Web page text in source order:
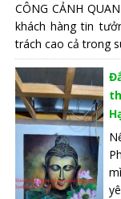
CÔNG CẢNH
khách hàng tin
trách cao cả trong